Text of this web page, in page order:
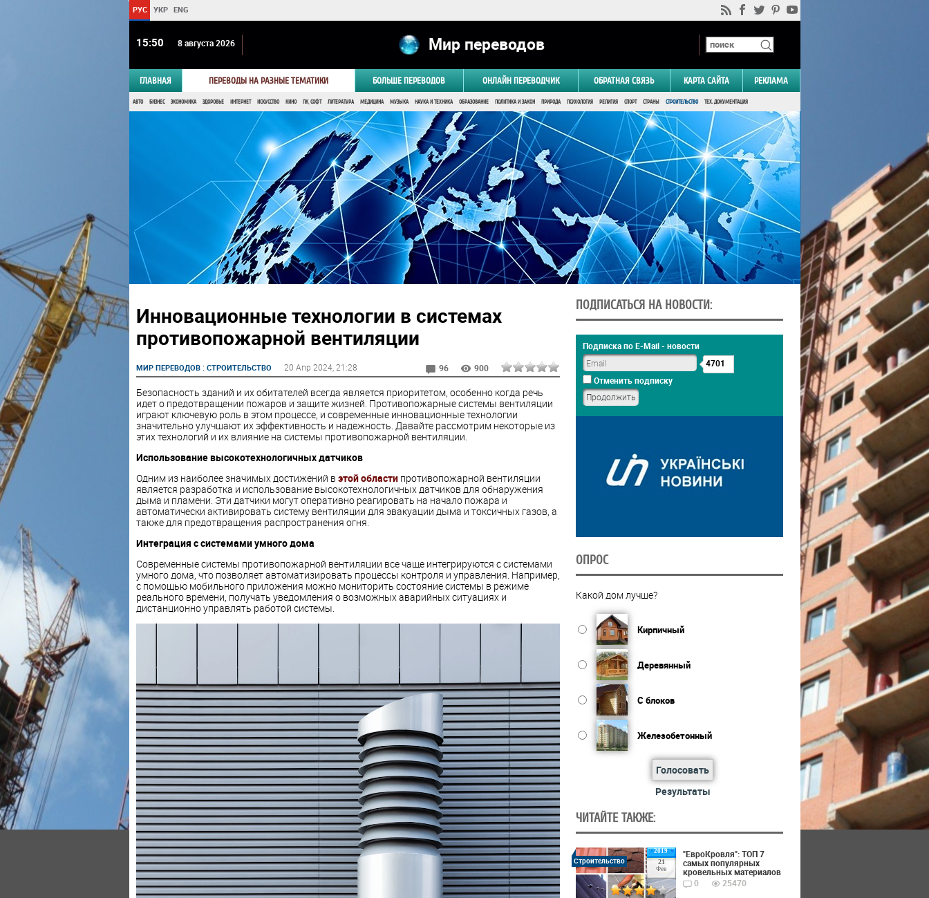
РУС УКР ENG
15 50 8 августа 2026 Мир переводов
ГЛАВНАЯ ПЕРЕВОДЫ НА РАЗНЫЕ ТЕМАТИКИ БОЛЬШЕ ПЕРЕВОДОВ ОНЛАЙН ПЕРЕВОДЧИК ОБРАТНАЯ СВЯЗЬ КАРТА САЙТА РЕКЛАМА
АВТО БИЗНЕС ЭКОНОМИКА ЗДОРОВЬЕ ИНТЕРНЕТ ИСКУССТВО КИНО ПК, СОФТ ЛИТЕРАТУРА МЕДИЦИНА МУЗЫКА НАУКА И ТЕХНИКА ОБРАЗОВАНИЕ ПОЛИТИКА И ЗАКОН ПРИРОДА ПСИХОЛОГИЯ РЕЛИГИЯ СПОРТ СТРАНЫ СТРОИТЕЛЬСТВО ТЕХ. ДОКУМЕНТАЦИЯ
Инновационные технологии в системах
противопожарной вентиляции
МИР ПЕРЕВОДОВ: СТРОИТЕЛЬСТВО 20 Апр 2024, 21:28 96 900
Безопасность зданий и их обитателей всегда является приоритетом, особенно когда речь
идет о предотвращении пожаров и защите жизней. Противопожарные системы вентиляции
играют ключевую роль в этом процессе, и современные инновационные технологии
значительно улучшают их эффективность и надежность. Давайте рассмотрим некоторые из
этих технологий и их влияние на системы противопожарной вентиляции.
Использование высокотехнологичных датчиков
Одним из наиболее значимых достижений в этой областипротивопожарной вентиляции
является разработка и использование высокотехнологичных датчиков для обнаружения
дыма и пламени. Эти датчики могут оперативно реагировать на начало пожара и
автоматически активировать систему вентиляции для эвакуации дыма и токсичных газов, а
также для предотвращения распространения огня.
Интеграция с системами умного дома
Современные системы противопожарной вентиляции все чаще интегрируются с системами
умного дома, что позволяет автоматизировать процессы контроля и управления. Например,
с помощью мобильного приложения можно мониторить состояние системы в режиме
реального времени, получать уведомления о возможных аварийных ситуациях и
дистанционно управлять работой системы.
ПОДПИСАТЬСЯ НА НОВОСТИ:
Подписка по E-Mail - новости
4701
Отменить подписку
ОПРОС
Какой дом лучше?
Кирпичный
Деревянный
С блоков
Железобетонный
Голосовать
Результаты
ЧИТАЙТЕ ТАКЖЕ:
2019
21
Фев
Строительство
"ЕвроКровля": ТОП 7
самых популярных
кровельных материалов
0
25470